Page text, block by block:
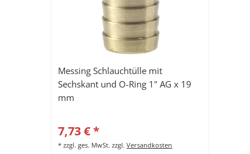
Messing Schlauchtülle mit
Sechskant und O-Ring 1" AG x 19
mm
7,73 € *
*zzgl. ges. MwSt. zzgl.Versandkosten